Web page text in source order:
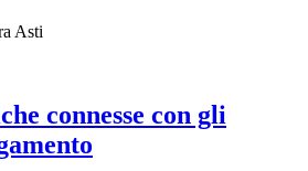
Asti
connesse con gli